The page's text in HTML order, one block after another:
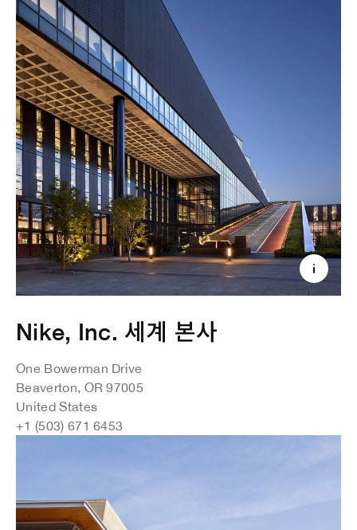
Nike, Inc. 세계 본사
One Bowerman Drive
Beaverton, OR 97005
United States
+1 (503) 671 6453